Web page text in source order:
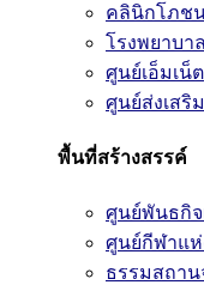
คลินิกโภช
โรงพยาบา
ศูนย์เอ็มเน็ต
ศูนย์ส่งเสริ
พื้นที่สร้างสรรค์
ศูนย์พันธกิจ
ศูนย์กีฬาแ
ธรรมสถา